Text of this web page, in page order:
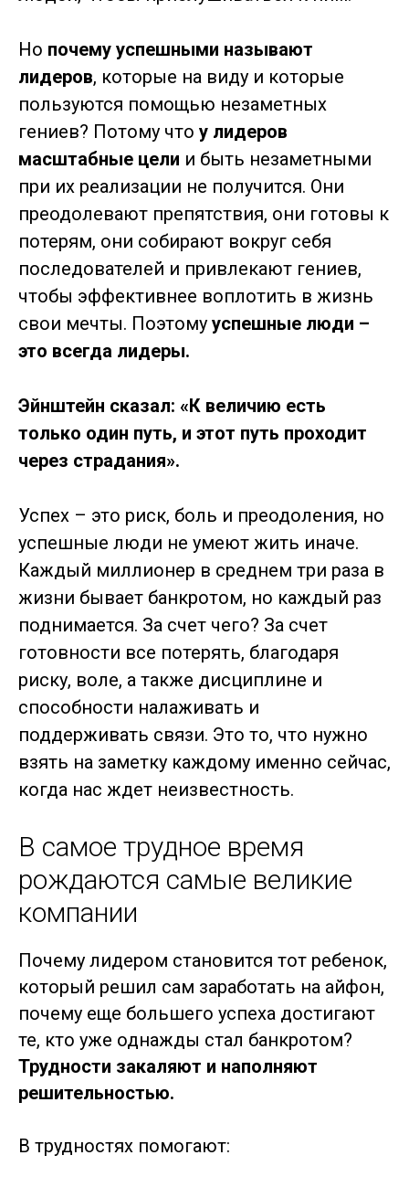
Но почему успешными называют
лидеров, которые на виду и которые
пользуются помощью незаметных
гениев? Потому что у лидеров
масштабные цели и быть незаметными
при их реализации не получится. Они
преодолевают препятствия, они готовы к
потерям, они собирают вокруг себя
последователей и привлекают гениев,
чтобы эффективнее воплотить в жизнь
свои мечты. Поэтому успешные люди –
это всегда лидеры.
Эйнштейн сказал: «К величию есть
только один путь, и этот путь проходит
через страдания».
Успех – это риск, боль и преодоления, но
успешные люди не умеют жить иначе.
Каждый миллионер в среднем три раза в
жизни бывает банкротом, но каждый раз
поднимается. За счет чего? За счет
готовности все потерять, благодаря
риску, воле, а также дисциплине и
способности налаживать и
поддерживать связи. Это то, что нужно
взять на заметку каждому именно сейчас,
когда нас ждет неизвестность.
В самое трудное время
рождаются самые великие
компании
Почему лидером становится тот ребенок,
который решил сам заработать на айфон,
почему еще большего успеха достигают
те, кто уже однажды стал банкротом?
Трудности закаляют и наполняют
решительностью.
В трудностях помогают: